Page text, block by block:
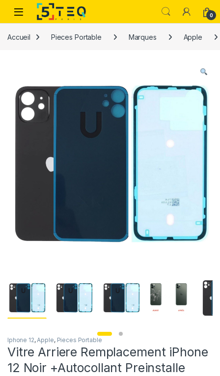
Passer à la navigation
Aller au contenu
0
Accueil Pieces Portable Marques Apple
Iphone 12,Apple, Pieces Portable
Vitre Arriere Remplacement iPhone
12 Noir +Autocollant Preinstalle